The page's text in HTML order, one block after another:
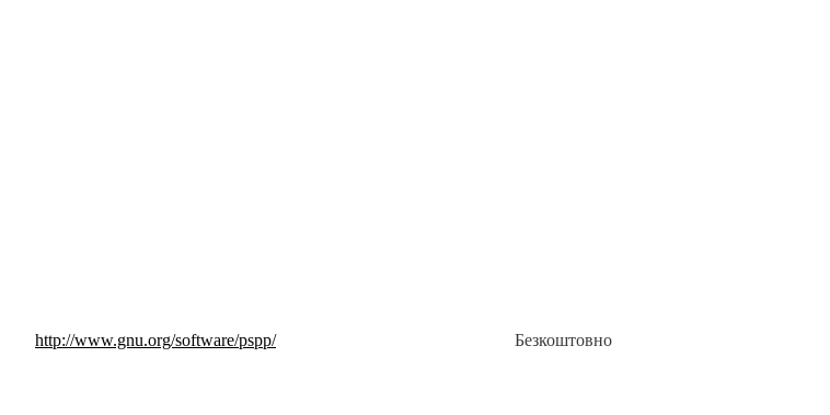
http://www.gnu.org/software/pspp/ Безкоштовно